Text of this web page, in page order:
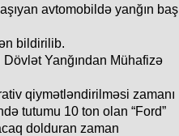
avtomobildə yanğın baş
bildirilib.
Yanğından Mühafizə
qiymətləndirilməsi zamanı
tutumu 10 ton olan “Ford”
dolduran zaman